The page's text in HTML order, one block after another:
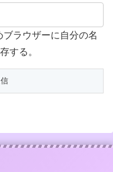
ラウザーに自分の名
する。